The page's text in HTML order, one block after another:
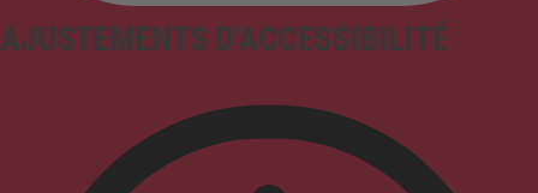
AJUSTEMENTS D'ACCESSIBILITÉ